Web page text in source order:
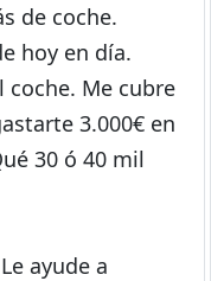
de coche.
hoy en día.
coche. Me cubre
3.000€ en
30 ó 40 mil
ayude a